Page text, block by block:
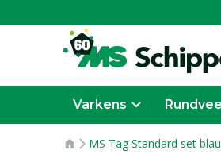
Varkens Rundvee
MS Tag Standard set